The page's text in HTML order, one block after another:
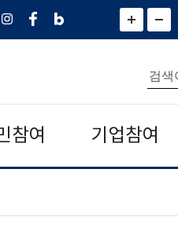
인
페
네
그
)
화
면
면
소
통
합
검
색
참여 기업참여